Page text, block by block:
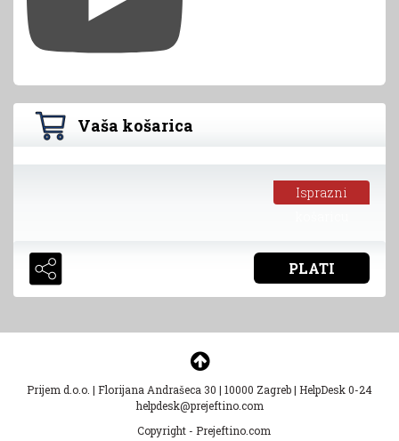
Vaša košarica
Isprazni
PLATI
Prijem d.o.o. | Florijana Andrašeca 30 | 10000 Zagreb| HelpDesk 0-24
helpdesk@prejeftino.com
Copyright - Prejeftino.com